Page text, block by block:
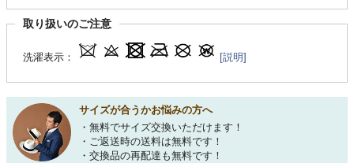
取り扱いのご注意
洗濯表示： [説明]
サイズが合うかお悩みの方へ
・無料でサイズ交換いただけます！
・ご返送時の送料は無料です！
・交換品の再配達も無料です！